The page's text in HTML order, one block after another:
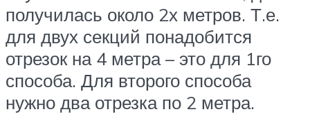
получилась около 2х метров. Т.е.
для двух секций понадобится
отрезок на 4 метра – это для 1го
способа. Для второго способа
нужно два отрезка по 2 метра.